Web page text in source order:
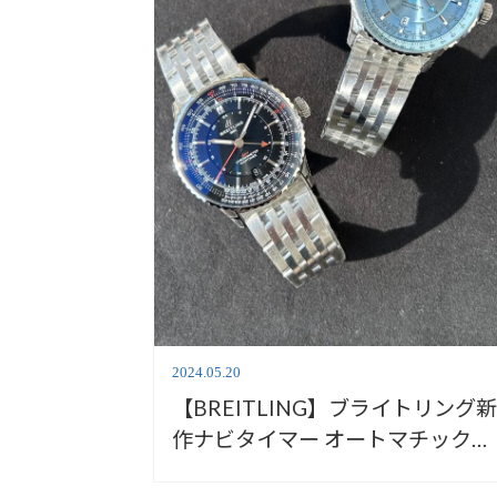
2024.05.20
【BREITLING】ブライトリング新
作ナビタイマー オートマチック